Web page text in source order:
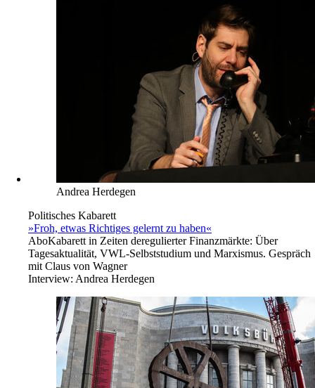
Andrea Herdegen
Politisches Kabarett
»Froh, etwas Richtiges gelernt zu haben«
AboKabarett in Zeiten deregulierter Finanzmärkte: Über
Tagesaktualität, VWL-Selbststudium und Marxismus. Gespräch
mit Claus von Wagner
Interview: Andrea Herdegen